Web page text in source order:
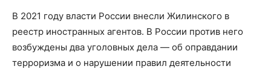
В 2021 году власти России внесли Жилинского в
реестр иностранных агентов. В России против него
возбуждены два уголовных дела — об оправдании
терроризма и о нарушении правил деятельности